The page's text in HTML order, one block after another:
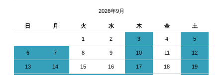
2026年9月
日 月 火 水 木 金 土
1 2 3 4 5
6 7 8 9 10 11 12
13 14 15 16 17 18 19